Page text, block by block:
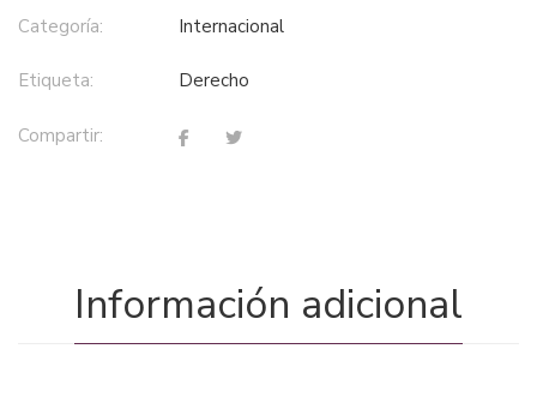
Categoría: internacional
Etiqueta: derecho
Compartir:
Información adicional